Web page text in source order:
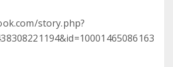
story.php?